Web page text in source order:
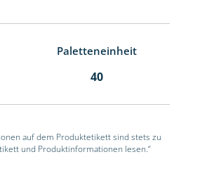
Paletteneinheit
40
auf dem Produktetikett sind stets zu
und Produktinformationen lesen.“